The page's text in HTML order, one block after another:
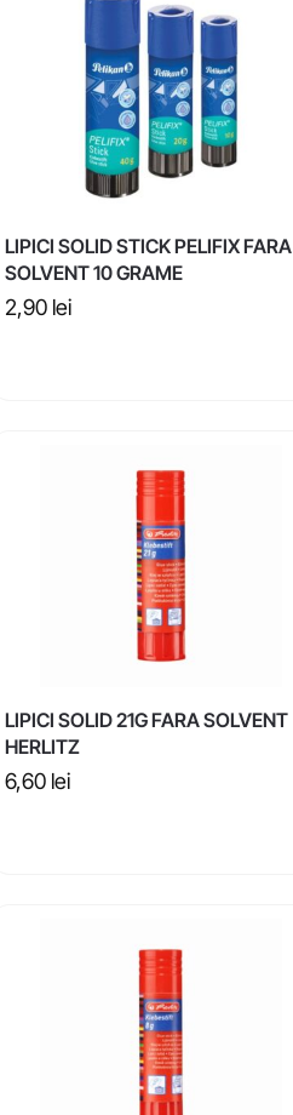
LIPICI SOLID STICK PELIFIX FARA
SOLVENT 10 GRAME
2,90 lei
LIPICI SOLID 21G FARA SOLVENT
HERLITZ
6,60 lei